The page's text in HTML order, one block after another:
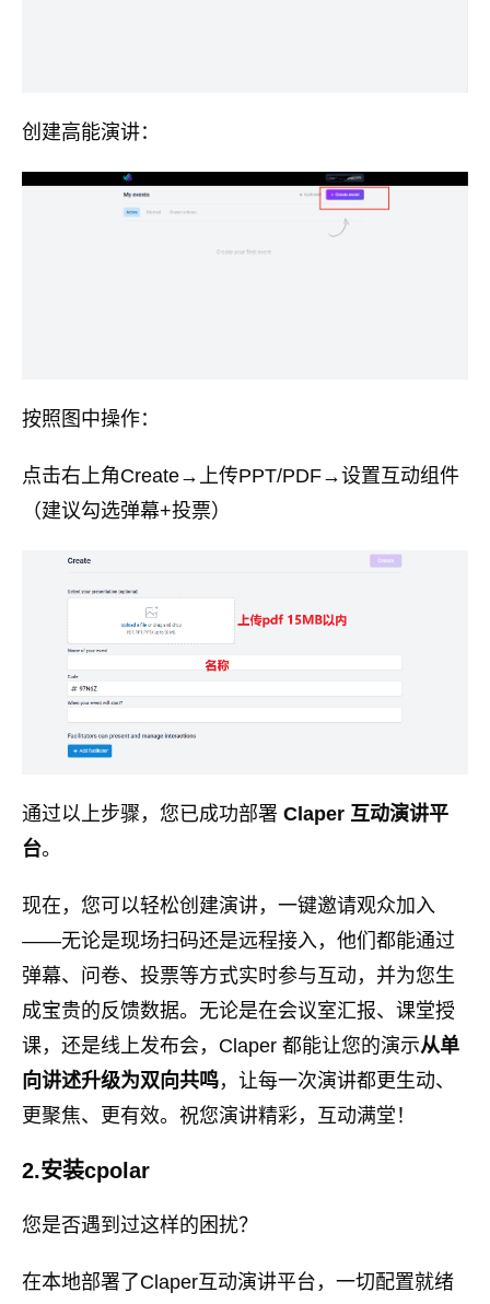
创建高能演讲：
按照图中操作：
点击右上角Create→上传PPT/PDF→设置互动组件
（建议勾选弹幕+投票）
通过以上步骤，您已成功部署 Claper 互动演讲平
台。
现在，您可以轻松创建演讲，一键邀请观众加入
——无论是现场扫码还是远程接入，他们都能通过
弹幕、问卷、投票等方式实时参与互动，并为您生
成宝贵的反馈数据。无论是在会议室汇报、课堂授
课，还是线上发布会，Claper 都能让您的演示从单
向讲述升级为双向共鸣，让每一次演讲都更生动、
更聚焦、更有效。祝您演讲精彩，互动满堂！
2.安装cpolar
您是否遇到过这样的困扰？
在本地部署了Claper互动演讲平台，一切配置就绪